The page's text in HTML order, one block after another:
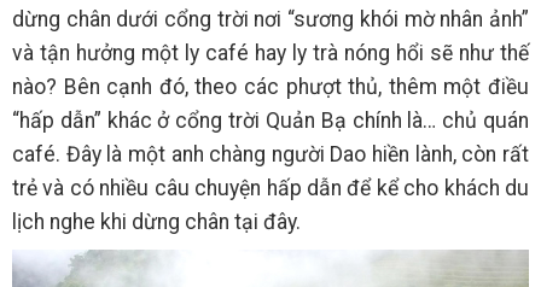
dừng chân dưới cổng trời nơi “sương khói mờ nhân ảnh”
và tận hưởng một ly café hay ly trà nóng hổi sẽ như thế
nào? Bên cạnh đó, theo các phượt thủ, thêm một điều
“hấp dẫn” khác ở cổng trời Quản Bạ chính là… chủ quán
café. Đây là một anh chàng người Dao hiền lành, còn rất
trẻ và có nhiều câu chuyện hấp dẫn để kể cho khách du
lịch nghe khi dừng chân tại đây.